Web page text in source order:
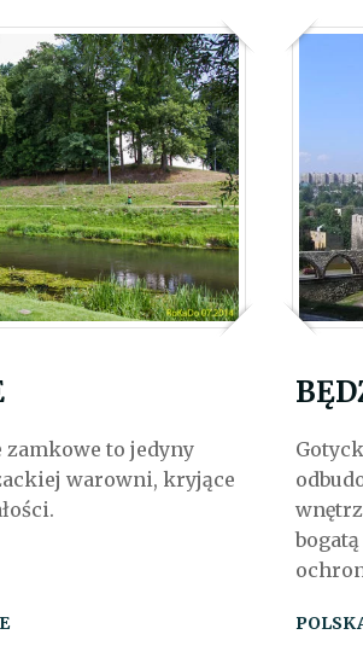
zamkowe to jedyny
warowni, kryjące